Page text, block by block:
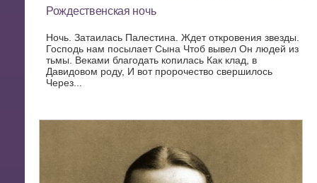
Рождественская ночь
Ночь. Затаилась Палестина. Ждет откровения звезды.
Господь нам посылает Сына Чтоб вывел Он людей из
тьмы. Веками благодать копилась Как клад, в
Давидовом роду, И вот пророчество свершилось
Через...